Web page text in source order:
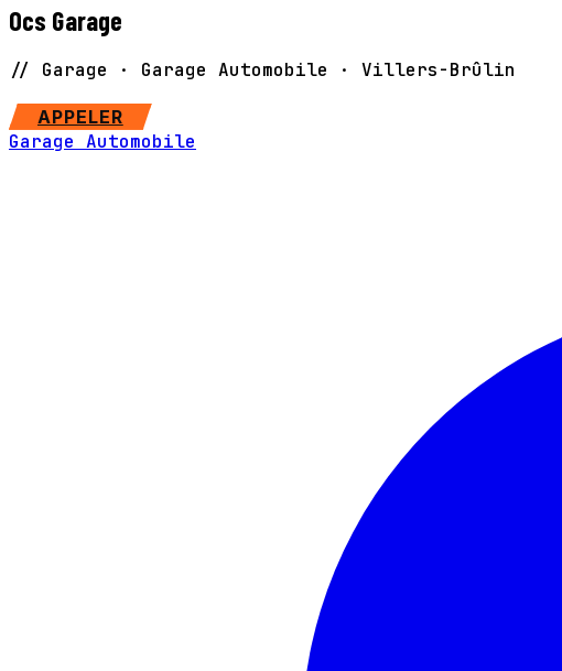
Ocs Garage
// Garage · Garage Automobile · Villers-Brûlin
APPELER
Garage Automobile